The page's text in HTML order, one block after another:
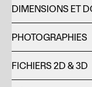
DIMENSIONS ET
PHOTOGRAPHIES
FICHIERS 2D & 3D